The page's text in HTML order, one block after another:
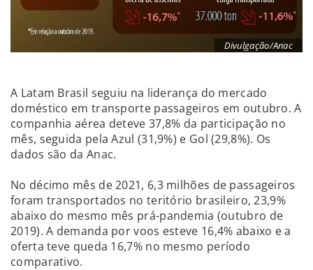
Divulgação/Anac
A Latam Brasil seguiu na liderança do mercado
doméstico em transporte passageiros em outubro. A
companhia aérea deteve 37,8% da participação no
mês, seguida pela Azul (31,9%) e Gol (29,8%). Os
dados são da Anac.
No décimo mês de 2021, 6,3 milhões de passageiros
foram transportados no teritório brasileiro, 23,9%
abaixo do mesmo mês prá-pandemia (outubro de
2019). A demanda por voos esteve 16,4% abaixo e a
oferta teve queda 16,7% no mesmo período
comparativo.